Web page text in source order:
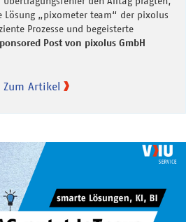
„pixometer team“ der pixolus
Prozesse und begeisterte
Post von pixolus GmbH
Zum Artikel